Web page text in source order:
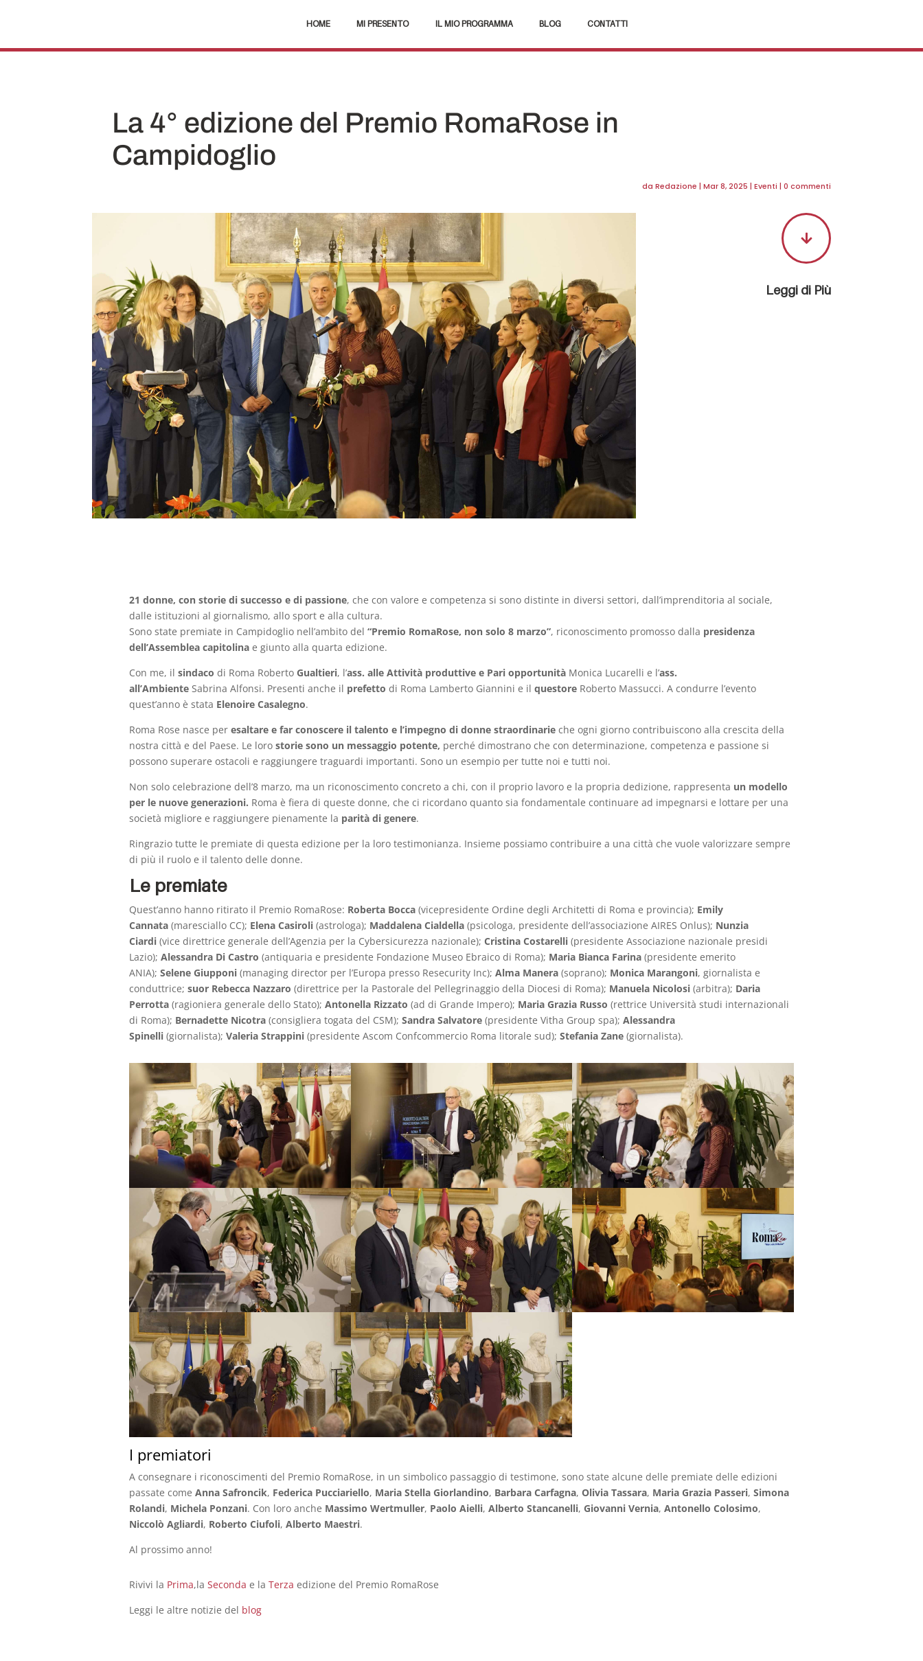
HOME MI PRESENTO IL MIO PROGRAMMA BLOG CONTATTI
La 4° edizione del Premio RomaRose in
Campidoglio
da Redazione | Mar 8, 2025 | Eventi | 0 commenti

Leggi di Più
21 donne, con storie di successo e di passione, che con valore e competenza si sono distinte in diversi settori, dall’imprenditoria al sociale,
dalle istituzioni al giornalismo, allo sport e alla cultura.
Sono state premiate in Campidoglio nell’ambito del“Premio RomaRose, non solo 8 marzo”, riconoscimento promosso dalla presidenza
dell’Assemblea capitolina e giunto alla quarta edizione.
Con me, ilsindacodi Roma Roberto Gualtieri, l’ass. alle Attività produttive e Pari opportunità Monica Lucarelli e l’ass.
all’Ambiente Sabrina Alfonsi. Presenti anche il prefettodi Roma Lamberto Giannini e ilquestore Roberto Massucci. A condurre l’evento
quest’anno è stata Elenoire Casalegno.
Roma Rose nasce peresaltare e far conoscere il talento e l’impegno di donne straordinarie che ogni giorno contribuiscono alla crescita della
nostra città e del Paese. Le lorostorie sono un messaggio potente, perché dimostrano che con determinazione, competenza e passione si
possono superare ostacoli e raggiungere traguardi importanti. Sono un esempio per tutte noi e tutti noi.
Non solo celebrazione dell’8 marzo, ma un riconoscimento concreto a chi, con il proprio lavoro e la propria dedizione, rappresenta un modello
per le nuove generazioni. Roma è fiera di queste donne, che ci ricordano quanto sia fondamentale continuare ad impegnarsi e lottare per una
società migliore e raggiungere pienamente la parità di genere.
Ringrazio tutte le premiate di questa edizione per la loro testimonianza. Insieme possiamo contribuire a una città che vuole valorizzare sempre
di più il ruolo e il talento delle donne.
Le premiate
Quest’anno hanno ritirato il Premio RomaRose: Roberta Bocca (vicepresidente Ordine degli Architetti di Roma e provincia); Emily
Cannata (maresciallo CC); Elena Casiroli (astrologa); Maddalena Cialdella (psicologa, presidente dell’associazione AIRES Onlus); Nunzia
Ciardi(vice direttrice generale dell’Agenzia per la Cybersicurezza nazionale);Cristina Costarelli (presidente Associazione nazionale presidi
Lazio);Alessandra Di Castro(antiquaria e presidente Fondazione Museo Ebraico di Roma); Maria Bianca Farina (presidente emerito
ANIA);Selene Giupponi (managing director per l’Europa presso Resecurity Inc);Alma Manera (soprano); Monica Marangoni, giornalista e
conduttrice; suor Rebecca Nazzaro (direttrice per la Pastorale del Pellegrinaggio della Diocesi di Roma); Manuela Nicolosi (arbitra); Daria
Perrotta (ragioniera generale dello Stato);Antonella Rizzato (ad di Grande Impero); Maria Grazia Russo (rettrice Università studi internazionali
di Roma); Bernadette Nicotra (consigliera togata del CSM);Sandra Salvatore (presidente Vitha Group spa);Alessandra
Spinelli (giornalista);Valeria Strappini (presidente Ascom Confcommercio Roma litorale sud);Stefania Zane (giornalista).
I premiatori
A consegnare i riconoscimenti del Premio RomaRose, in un simbolico passaggio di testimone, sono state alcune delle premiate delle edizioni
passate comeAnna Safroncik, Federica Pucciariello, Maria Stella Giorlandino, Barbara Carfagna,Olivia Tassara, Maria Grazia Passeri,Simona
Rolandi, Michela Ponzani. Con loro anche Massimo Wertmuller, Paolo Aielli,Alberto Stancanelli, Giovanni Vernia,Antonello Colosimo,
Niccolò Agliardi, Roberto Ciufoli,Alberto Maestri.
Al prossimo anno!
Rivivi la Prima,laSeconda e laTerza edizione del Premio RomaRose
Leggi le altre notizie del blog